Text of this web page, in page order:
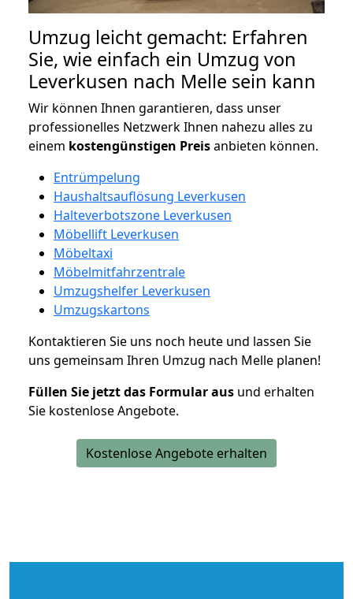
Umzug leicht gemacht: Erfahren
Sie, wie einfach ein Umzug von
Leverkusen nach Melle sein kann
Wir können Ihnen garantieren, dass unser
professionelles Netzwerk Ihnen nahezu alles zu
einem kostengünstigen Preisanbieten können.
Entrümpelung
Haushaltsauflösung Leverkusen
Halteverbotszone Leverkusen
Möbellift Leverkusen
Möbeltaxi
Möbelmitfahrzentrale
Umzugshelfer Leverkusen
Umzugskartons
Kontaktieren Sie uns noch heute und lassen Sie
uns gemeinsam Ihren Umzug nach Melle planen!
Füllen Sie jetzt das Formular aus und erhalten
Sie kostenlose Angebote.
Kostenlose Angebote erhalten